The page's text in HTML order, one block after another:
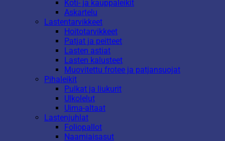
Koti- ja kauppaleikit
Askartelu
Lastentarvikkeet
Hoitotarvikkeet
Patjat ja peitteet
Lasten astiat
Lasten kalusteet
Muovitettu frotee ja patjansuojat
Pihaleikit
Pulkat ja liukurit
Ulkolelut
Uima-altaat
Lastenjuhlat
Foliopallot
Naamiaisasut